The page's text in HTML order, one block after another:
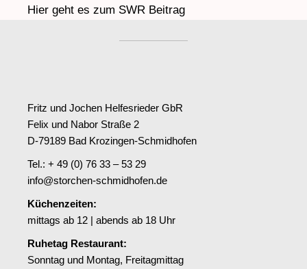
Hier geht es zum SWR Beitrag
Fritz und Jochen Helfesrieder GbR
Felix und Nabor Straße 2
D-79189 Bad Krozingen-Schmidhofen
Tel.: + 49 (0) 76 33 – 53 29
info@storchen-schmidhofen.de
Küchenzeiten:
mittags ab 12 | abends ab 18 Uhr
Ruhetag Restaurant:
Sonntag und Montag, Freitagmittag